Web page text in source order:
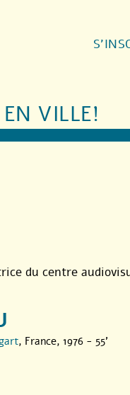
VILLE!
du centre
, France, 1976 - 55'